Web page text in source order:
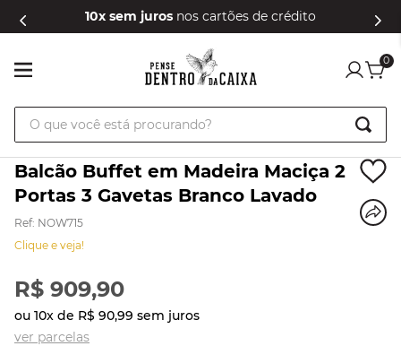
10x sem juros nos cartões de crédito
0
O que você está procurando?
Balcão Buffet em Madeira Maciça 2
Portas 3 Gavetas Branco Lavado
Ref: NOW715
Clique e veja!
R$ 909,90
ou 10x de R$ 90,99 sem juros
ver parcelas